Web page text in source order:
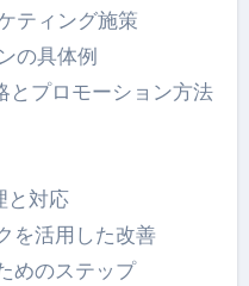
ティング施策
の具体例
とプロモーション方法
と対応
を活用した改善
めのステップ